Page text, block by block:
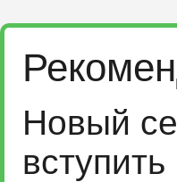
Новый